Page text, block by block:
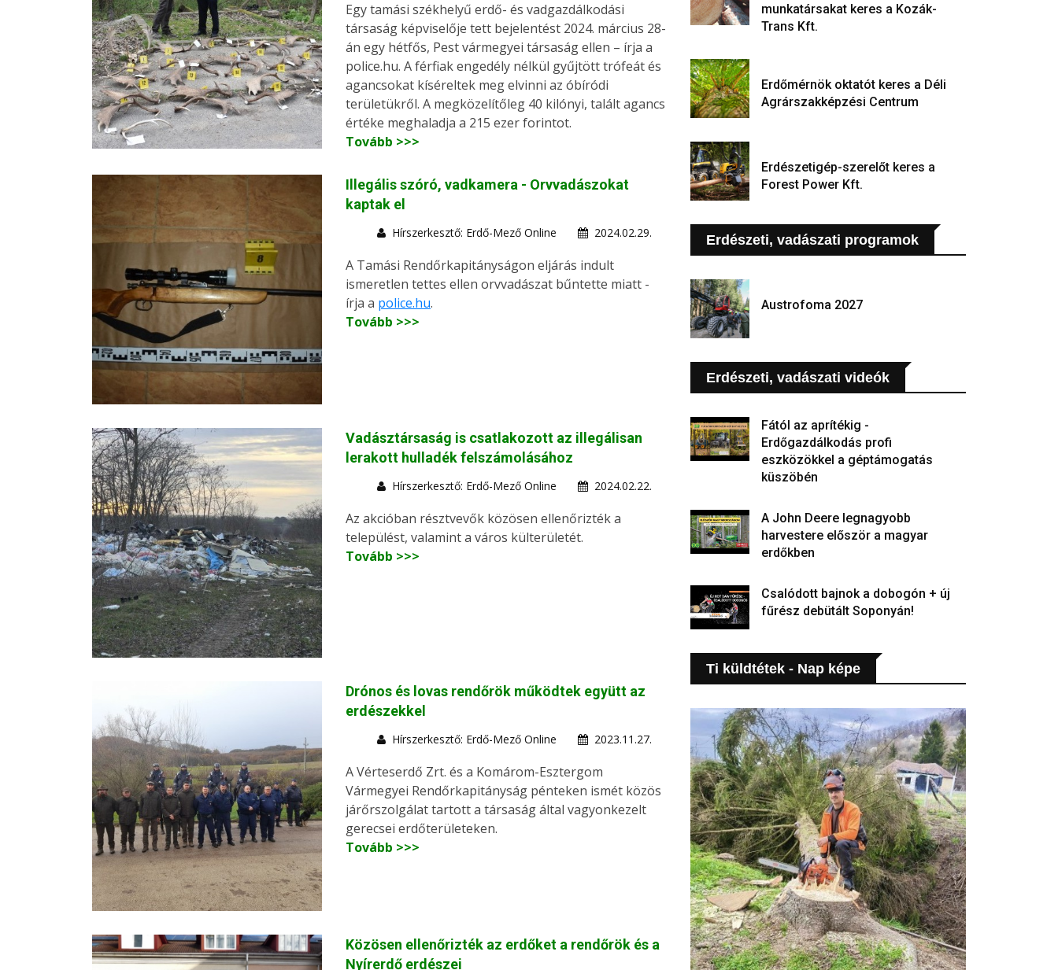
Egy tamási székhelyű erdő- és vadgazdálkodási
társaság képviselője tett bejelentést 2024. március 28-
án egy hétfős, Pest vármegyei társaság ellen – írja a
police.hu. A férfiak engedély nélkül gyűjtött trófeát és
agancsokat kíséreltek meg elvinni az óbíródi
területükről. A megközelítőleg 40 kilónyi, talált agancs
értéke meghaladja a 215 ezer forintot.
Tovább >>>
Illegális szóró, vadkamera - Orvvadászokat
kaptak el
Hírszerkesztő: Erdő-Mező Online 2024.02.29.
A Tamási Rendőrkapitányságon eljárás indult
ismeretlen tettes ellen orvvadászat bűntette miatt -
írja a police.hu.
Tovább >>>
Vadásztársaság is csatlakozott az illegálisan
lerakott hulladék felszámolásához
Hírszerkesztő: Erdő-Mező Online 2024.02.22.
Az akcióban résztvevők közösen ellenőrizték a
települést, valamint a város külterületét.
Tovább >>>
Drónos és lovas rendőrök működtek együtt az
erdészekkel
Hírszerkesztő: Erdő-Mező Online 2023.11.27.
A Vérteserdő Zrt. és a Komárom-Esztergom
Vármegyei Rendőrkapitányság pénteken ismét közös
járőrszolgálat tartott a társaság által vagyonkezelt
gerecsei erdőterületeken.
Tovább >>>
Közösen ellenőrizték az erdőket a rendőrök és a
Nyírerdő erdészei
munkatársakat keres a Kozák-
Trans Kft.
Erdőmérnök oktatót keres a Déli
Agrárszakképzési Centrum
Erdészetigép-szerelőt keres a
Forest Power Kft.
Erdészeti, vadászati programok
Austrofoma 2027
Erdészeti, vadászati videók
Fától az aprítékig -
Erdőgazdálkodás profi
eszközökkel a géptámogatás
küszöbén
A John Deere legnagyobb
harvestere először a magyar
erdőkben
Csalódott bajnok a dobogón + új
fűrész debütált Soponyán!
Ti küldtétek - Nap képe